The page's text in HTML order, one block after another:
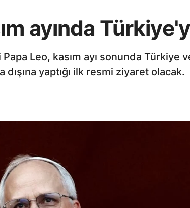
ayında
Leo, kasım ayı sonunda
dışına yaptığı ilk resmi ziyaret olacak.